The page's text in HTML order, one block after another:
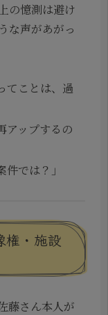
の憶測は避け
な声があがっ
てことは、過
アップするの
では？」
・施設
藤さん本人が